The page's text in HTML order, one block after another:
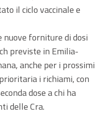
il ciclo vaccinale e
nuove forniture di dosi
previste in Emilia-
anche per i prossimi
i richiami, con
dose a chi ha
delle Cra.